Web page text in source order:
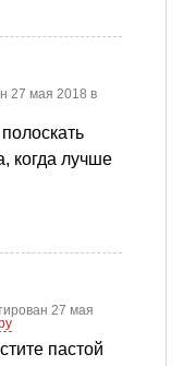
27 мая 2018 в
когда лучше
27 мая
пастой